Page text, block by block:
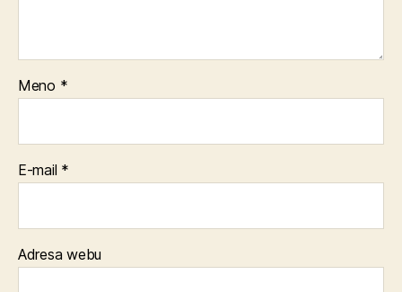
Meno *
E-mail *
Adresa webu